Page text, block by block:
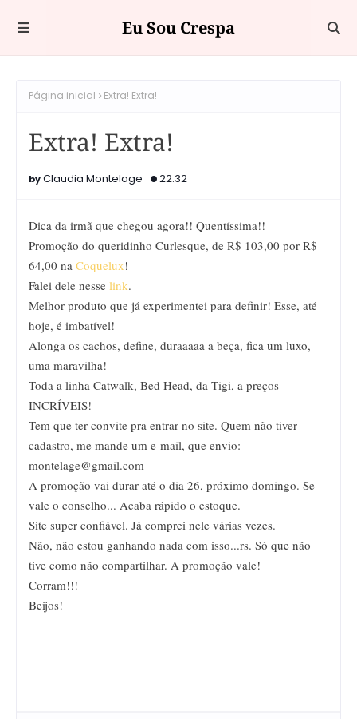
Eu Sou Crespa
Página inicial Extra! Extra!
Extra! Extra!
Claudia Montelage 22:32
Dica da irmã que chegou agora!! Quentíssima!!
Promoção do queridinho Curlesque, de R$ 103,00 por R$
64,00 na Coquelux !
Falei dele nesse link.
Melhor produto que já experimentei para definir! Esse, até
hoje, é imbatível!
Alonga os cachos, define, duraaaaa a beça, fica um luxo,
uma maravilha!
Toda a linha Catwalk, Bed Head, da Tigi, a preços
INCRÍVEIS!
Tem que ter convite pra entrar no site. Quem não tiver
cadastro, me mande um e-mail, que envio:
montelage@gmail.com
A promoção vai durar até o dia 26, próximo domingo. Se
vale o conselho... Acaba rápido o estoque.
Site super confiável. Já comprei nele várias vezes.
Não, não estou ganhando nada com isso...rs. Só que não
tive como não compartilhar. A promoção vale!
Corram!!!
Beijos!